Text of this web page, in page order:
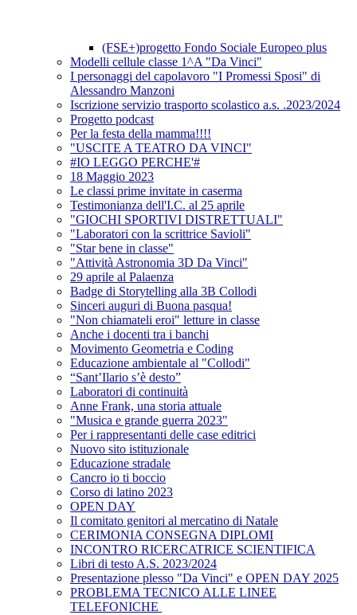
(FSE+)progetto Fondo Sociale Europeo plus
Modelli cellule classe 1^A "Da Vinci"
I personaggi del capolavoro "I Promessi Sposi" di
Alessandro Manzoni
Iscrizione servizio trasporto scolastico a.s. .2023/2024
Progetto podcast
Per la festa della mamma!!!!
"USCITE A TEATRO DA VINCI"
#IO LEGGO PERCHE'#
18 Maggio 2023
Le classi prime invitate in caserma
Testimonianza dell'I.C. al 25 aprile
"GIOCHI SPORTIVI DISTRETTUALI"
"Laboratori con la scrittrice Savioli"
"Star bene in classe"
"Attività Astronomia 3D Da Vinci"
29 aprile al Palaenza
Badge di Storytelling alla 3B Collodi
Sinceri auguri di Buona pasqua!
"Non chiamateli eroi" letture in classe
Anche i docenti tra i banchi
Movimento Geometria e Coding
Educazione ambientale al "Collodi"
“Sant’Ilario s’è desto”
Laboratori di continuità
Anne Frank, una storia attuale
"Musica e grande guerra 2023"
Per i rappresentanti delle case editrici
Nuovo sito istituzionale
Educazione stradale
Cancro io ti boccio
Corso di latino 2023
OPEN DAY
Il comitato genitori al mercatino di Natale
CERIMONIA CONSEGNA DIPLOMI
INCONTRO RICERCATRICE SCIENTIFICA
Libri di testo A.S. 2023/2024
Presentazione plesso "Da Vinci" e OPEN DAY 2025
PROBLEMA TECNICO ALLE LINEE
TELEFONICHE